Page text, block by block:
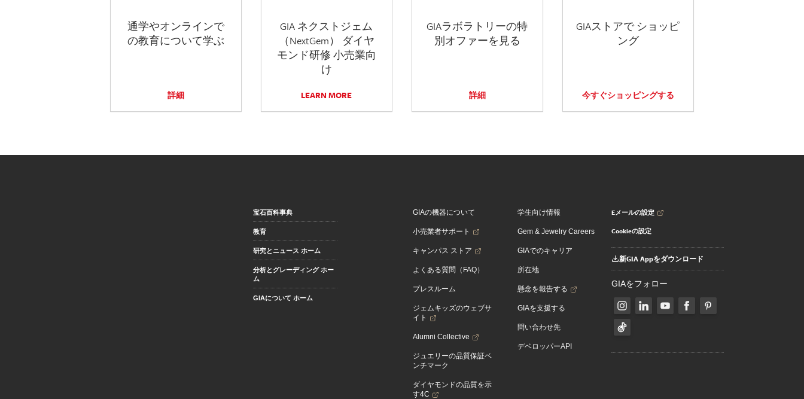
通学やオンラインで
の教育について学ぶ
詳細
GIA ネクストジェム
（NextGem） ダイヤ
モンド研修 小売業向
け
LEARN MORE
GIAラボラトリーの特
別オファーを見る
詳細
GIAストアで ショッピ
ング
今すぐショッピングする
宝石百科事典
教育
研究とニュース ホーム
分析とグレーディング ホー
ム
GIAについて ホーム
GIAの機器について
小売業者サポート
キャンパス ストア
よくある質問（FAQ）
プレスルーム
ジェムキッズのウェブサ
イト
Alumni Collective
ジュエリーの品質保証ベ
ンチマーク
ダイヤモンドの品質を示
す4C
学生向け情報
Gem & Jewelry Careers
GIAでのキャリア
所在地
懸念を報告する
GIAを支援する
問い合わせ先
デベロッパーAPI
Eメールの設定
Cookieの設定
新GIA Appをダウンロード
GIAをフォロー